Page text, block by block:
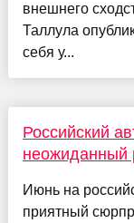
внешнего
Таллула
себя у...
Российский
неожиданный
Июнь на
приятный